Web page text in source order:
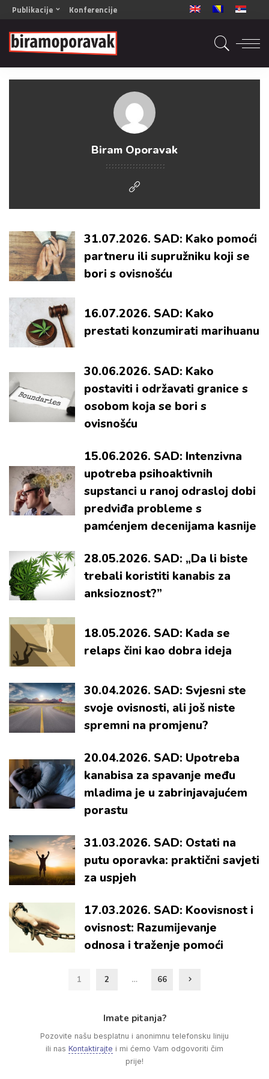
Publikacije
OPORAVAK- Naš zajednički cilj BiH/CG
OPORAVAK- Naš zajednički cilj SRB
RECOVERY- Our common goal ENG
Konferencije
Biram Oporavak
31.07.2026. SAD: Kako pomoći
partneru ili supružniku koji se
bori s ovisnošću
16.07.2026. SAD: Kako
prestati konzumirati marihuanu
30.06.2026. SAD: Kako
postaviti i održavati granice s
osobom koja se bori s
ovisnošću
15.06.2026. SAD: Intenzivna
upotreba psihoaktivnih
supstanci u ranoj odrasloj dobi
predviđa probleme s
pamćenjem decenijama kasnije
28.05.2026. SAD: „Da li biste
trebali koristiti kanabis za
anksioznost?”
18.05.2026. SAD: Kada se
relaps čini kao dobra ideja
30.04.2026. SAD: Svjesni ste
svoje ovisnosti, ali još niste
spremni na promjenu?
20.04.2026. SAD: Upotreba
kanabisa za spavanje među
mladima je u zabrinjavajućem
porastu
31.03.2026. SAD: Ostati na
putu oporavka: praktični savjeti
za uspjeh
17.03.2026. SAD: Koovisnost i
ovisnost: Razumijevanje
odnosa i traženje pomoći
1 2 … 66
Imate pitanja?
Pozovite našu besplatnu i anonimnu telefonsku liniju
ili nas Kontaktirajte i mi ćemo Vam odgovoriti čim
prije!